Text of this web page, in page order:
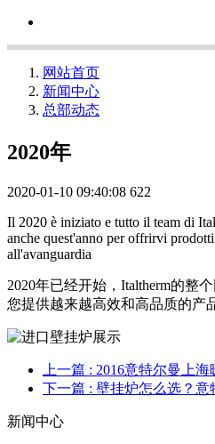
网站首页
新闻中心
总部动态
​2020年
2020-01-10 09:40:08 622
Il 2020 è iniziato e tutto il team di
anche quest'anno per offrirvi
all'avanguardia
2020年已经开始，Italtherm的整
您提供越来越高效和高品质的产
上一篇 : 2016意特尔曼上
下一篇 : 壁挂炉怎么选？意
新闻中心